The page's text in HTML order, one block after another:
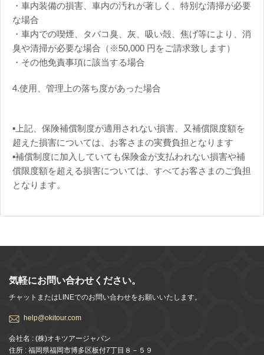
・車内装備の損害、車内の汚れが著しく、特別な清掃が必要
な場合
・車内での喫煙、タバコ臭、灰、吸い殻、焦げ等により、消
臭や清掃が必要な場合（※50,000 円をご請求致します）
・その他免責事項に該当する場合
4.使用、管理上の落ち度があった場合
▪️上記、保険補償制度が適用されない損害、又補償限度額を
超えた損害については、お客さまの実費負担となります
▪️補償制度に加入していても保険金が支払われない損害や補
償限度額を超える損害については、すべてお客さまのご負担
となります。
気軽にお問い合わせください。
チャットまたはLINEでのお問い合わせをお願いいたします。
help@okitour.com
会社名 : (株)オキツアージャパン
住所 : 福岡県福岡市博多区板付7丁目８－５９